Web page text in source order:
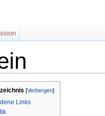
[Verbergen]
Links